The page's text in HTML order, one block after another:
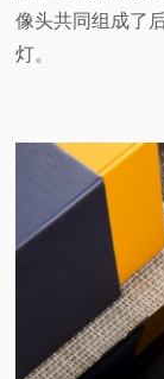
像头共同组成了
灯。